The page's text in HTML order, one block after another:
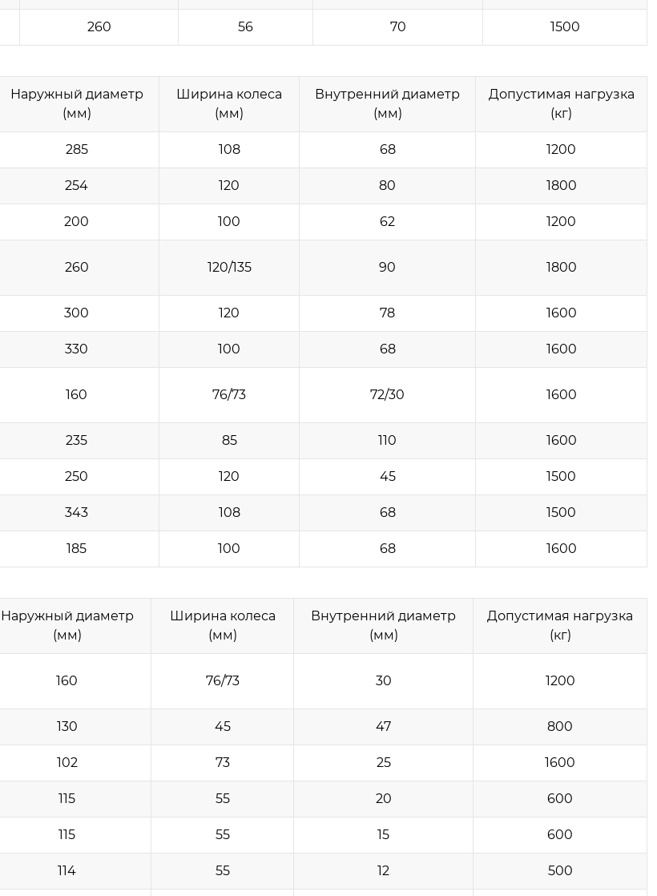
260 56 70
1500
Наружный диаметр
(мм)
Ширина колеса
(мм)
Внутренний диаметр
(мм)
Допустимая нагрузка
(кг)
285 108 68 1200
254 120 80 1800
200 100 62 1200
260 120/135 90 1800
300 120 78 1600
330 100 68 1600
160 76/73 72/30 1600
235 85 110 1600
250 120 45 1500
343 108 68 1500
185 100 68
1600
Наружный диаметр
(мм)
Ширина колеса
(мм)
Внутренний диаметр
(мм)
Допустимая нагрузка
(кг)
160 76/73 30 1200
130 45 47 800
102 73 25 1600
115 55 20 600
115 55 15 600
114 55 12 500